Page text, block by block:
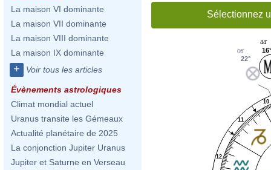
La maison VI dominante
La maison VII dominante
La maison VIII dominante
La maison IX dominante
+ Voir tous les articles
Évènements astrologiques
Climat mondial actuel
Uranus transite les Gémeaux
Actualité planétaire de 2025
La conjonction Jupiter Uranus
Jupiter et Saturne en Verseau
Sélectionnez
10
11
12
44'
22°
06'